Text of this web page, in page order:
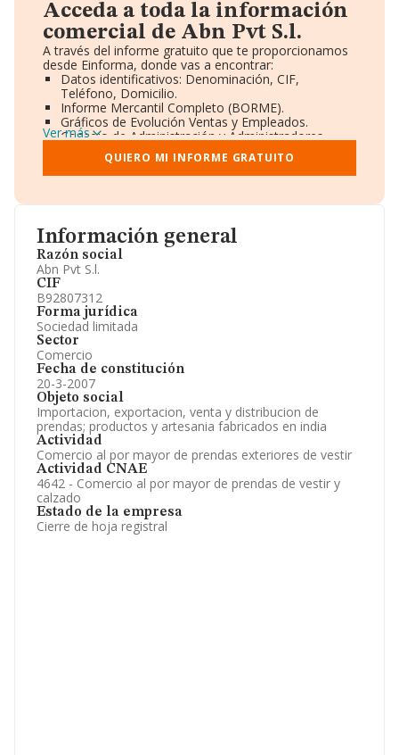
Información general
Razón social
Abn Pvt S.l.
CIF
B92807312
Forma jurídica
Sociedad limitada
Sector
Comercio
Fecha de constitución
20-3-2007
Objeto social
Importacion, exportacion, venta y distribucion de
prendas; productos y artesania fabricados en india
Actividad
Comercio al por mayor de prendas exteriores de vestir
Actividad CNAE
4642 - Comercio al por mayor de prendas de vestir y
calzado
Estado de la empresa
Cierre de hoja registral
Acceda a toda la información
comercial de Abn Pvt S.l.
A través del informe gratuito que te proporcionamos
desde Einforma, donde vas a encontrar:
Datos identificativos: Denominación, CIF,
Teléfono, Domicilio.
Informe Mercantil Completo (BORME).
Gráficos de Evolución Ventas y Empleados.
Consejo de Administración y Administradores.
Directivos y Ejecutivos.
Accionistas.
Participaciones y Vinculaciones en otras empresas.
Información oficial y registral complementaria.
Ver más
QUIERO MI INFORME GRATUITO